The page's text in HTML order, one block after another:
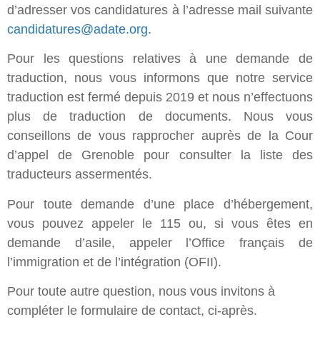
d’adresser vos candidatures à l’adresse mail suivante
candidatures@adate.org.
Pour les questions relatives à une demande de
traduction, nous vous informons que notre service
traduction est fermé depuis 2019 et nous n’effectuons
plus de traduction de documents. Nous vous
conseillons de vous rapprocher auprès de la Cour
d’appel de Grenoble pour consulter la liste des
traducteurs assermentés.
Pour toute demande d’une place d’hébergement,
vous pouvez appeler le 115 ou, si vous êtes en
demande d’asile, appeler l’Office français de
l’immigration et de l’intégration (OFII).
Pour toute autre question, nous vous invitons à
compléter le formulaire de contact, ci-après.